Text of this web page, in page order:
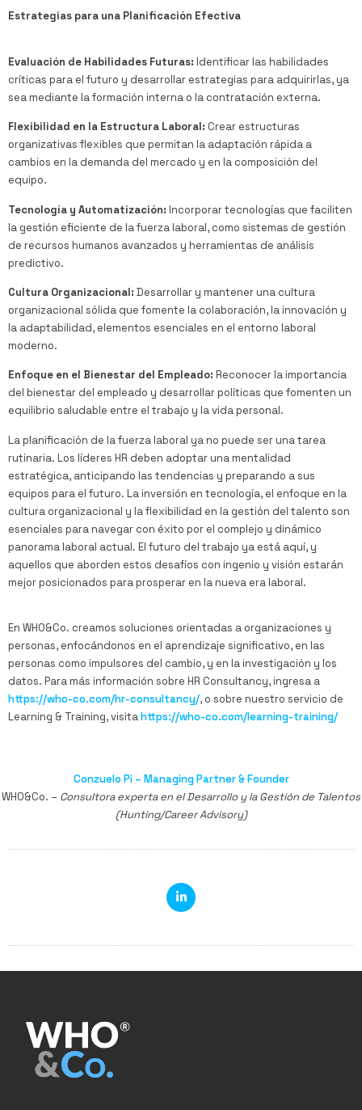
Estrategias para una Planificación Efectiva
Evaluación de Habilidades Futuras: Identificar las habilidades
críticas para el futuro y desarrollar estrategias para adquirirlas, ya
sea mediante la formación interna o la contratación externa.
Flexibilidad en la Estructura Laboral: Crear estructuras
organizativas flexibles que permitan la adaptación rápida a
cambios en la demanda del mercado y en la composición del
equipo.
Tecnología y Automatización: Incorporar tecnologías que faciliten
la gestión eficiente de la fuerza laboral, como sistemas de gestión
de recursos humanos avanzados y herramientas de análisis
predictivo.
Cultura Organizacional: Desarrollar y mantener una cultura
organizacional sólida que fomente la colaboración, la innovación y
la adaptabilidad, elementos esenciales en el entorno laboral
moderno.
Enfoque en el Bienestar del Empleado: Reconocer la importancia
del bienestar del empleado y desarrollar políticas que fomenten un
equilibrio saludable entre el trabajo y la vida personal.
La planificación de la fuerza laboral ya no puede ser una tarea
rutinaria. Los líderes HR deben adoptar una mentalidad
estratégica, anticipando las tendencias y preparando a sus
equipos para el futuro. La inversión en tecnología, el enfoque en la
cultura organizacional y la flexibilidad en la gestión del talento son
esenciales para navegar con éxito por el complejo y dinámico
panorama laboral actual. El futuro del trabajo ya está aquí, y
aquellos que aborden estos desafíos con ingenio y visión estarán
mejor posicionados para prosperar en la nueva era laboral.
En WHO&Co. creamos soluciones orientadas a organizaciones y
personas, enfocándonos en el aprendizaje significativo, en las
personas como impulsores del cambio, y en la investigación y los
datos. Para más información sobre HR Consultancy, ingresa a
https://who-co.com/hr-consultancy/, o sobre nuestro servicio de
Learning & Training, visitahttps://who-co.com/learning-training/
Conzuelo Pi – Managing Partner & Founder
WHO&Co. – Consultora experta en el Desarrollo y la Gestión de Talentos
(Hunting/Career Advisory)